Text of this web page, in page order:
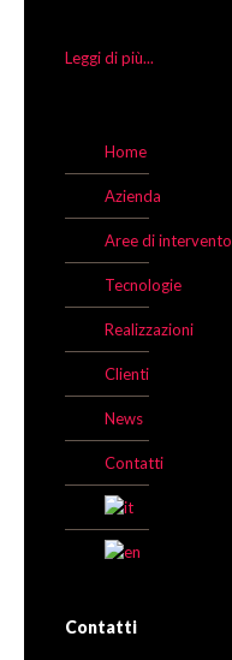
Leggi di più...
Home
Azienda
Aree di intervento
Tecnologie
Realizzazioni
Clienti
News
Contatti
Contatti